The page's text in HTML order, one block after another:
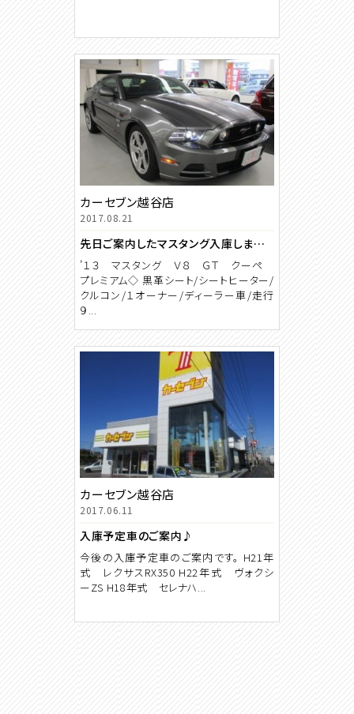
カーセブン越谷店
2017.08.21
先日ご案内したマスタング入庫しました！
’１３ マスタング Ｖ８ ＧＴ クーペ
プレミアム◇ 黒革シート/シートヒーター/
クルコン/１オーナー/ディーラー車/走行
９...
カーセブン越谷店
2017.06.11
入庫予定車のご案内♪
今後の入庫予定車のご案内です。 H21年
式 レクサスRX350 H22年式 ヴォクシ
ーZS H18年式 セレナハ...